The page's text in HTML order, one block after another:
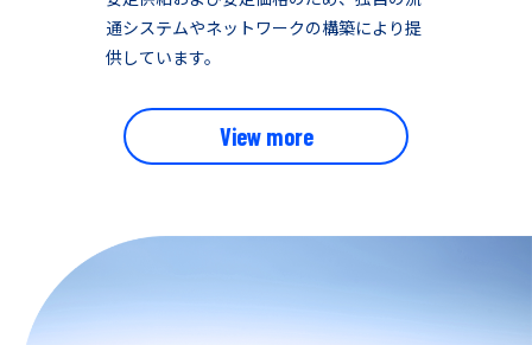
通システムやネットワークの構築により提
供しています。
View more